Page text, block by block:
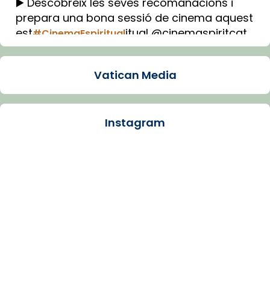
prepara una bona sessió de cinema aquest
est#CinemaEspiritualitual @cinemaspiritcat
Imatge: Generada amb IA (OpenAI)
Arquebisbat de Barcelona
Vatican Media
Instagram